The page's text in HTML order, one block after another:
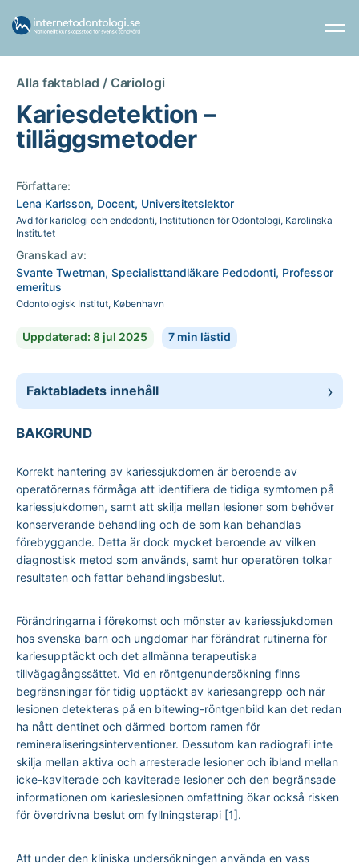
Alla faktablad / Cariologi
Kariesdetektion –
tilläggsmetoder
Författare:
Lena Karlsson, Docent, Universitetslektor
Avd för kariologi och endodonti, Institutionen för Odontologi, Karolinska
Institutet
Granskad av:
Svante Twetman, Specialisttandläkare Pedodonti, Professor
emeritus
Odontologisk Institut, København
Uppdaterad: 8 jul 2025 7 min lästid
Faktabladets innehåll
BAKGRUND
Korrekt hantering av kariessjukdomen är beroende av
operatörernas förmåga att identifiera de tidiga symtomen på
kariessjukdomen, samt att skilja mellan lesioner som behöver
konserverande behandling och de som kan behandlas
förebyggande. Detta är dock mycket beroende av vilken
diagnostisk metod som används, samt hur operatören tolkar
resultaten och fattar behandlingsbeslut.
Förändringarna i förekomst och mönster av kariessjukdomen
hos svenska barn och ungdomar har förändrat rutinerna för
kariesupptäckt och det allmänna terapeutiska
tillvägagångssättet. Vid en röntgenundersökning finns
begränsningar för tidig upptäckt av kariesangrepp och när
lesionen detekteras på en bitewing-röntgenbild kan det redan
ha nått dentinet och därmed bortom ramen för
remineraliseringsinterventioner. Dessutom kan radiografi inte
skilja mellan aktiva och arresterade lesioner och ibland mellan
icke-kaviterade och kaviterade lesioner och den begränsade
informationen om karieslesionen omfattning ökar också risken
för överdrivna beslut om fyllningsterapi [1].
Att under den kliniska undersökningen använda en vass